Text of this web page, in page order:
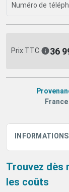
Prix TTC 36
France
Trouvez dès
les coûts